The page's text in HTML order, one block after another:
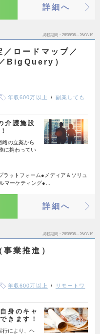
詳細へ
掲載期間 26/08/06～26/08/19
ロードマップ／
BigQuery）
年収600万以上
副業しても
介護施設
略の立案から
に携わってい
ラットフォーム●メディア＆ソリュ
マーケティング●…
詳細へ
掲載期間 26/08/06～26/08/19
業推進）
年収600万以上
リモートワ
身のキャ
きます！
行により、ヘ